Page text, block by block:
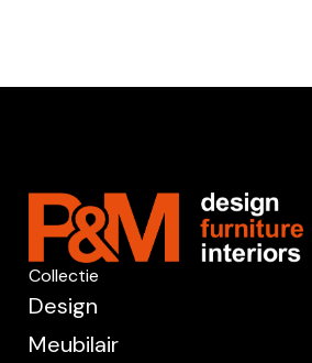
Collectie
Design
Meubilair